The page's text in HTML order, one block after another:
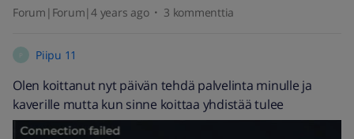
Forum|Forum|4 years ago 3 kommenttia
P Piipu 11
Olen koittanut nyt päivän tehdä palvelinta minulle ja
kaverille mutta kun sinne koittaa yhdistää tulee